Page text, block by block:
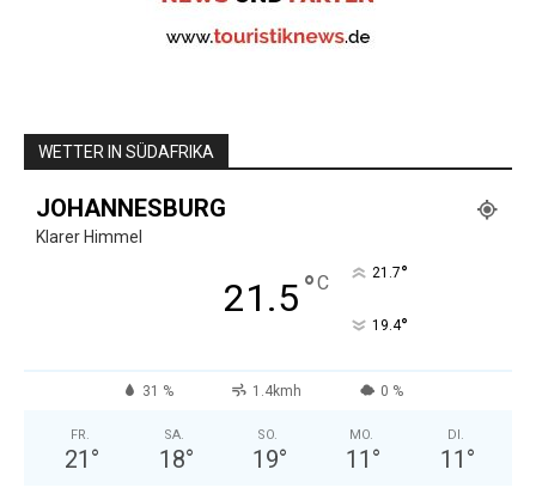
WETTER IN SÜDAFRIKA
JOHANNESBURG
Klarer Himmel
21.5°C 21.7°
19.4°
31 % 1.4kmh 0 %
FR.
21 °
SA.
18°
SO.
19°
MO.
11 °
DI.
11 °